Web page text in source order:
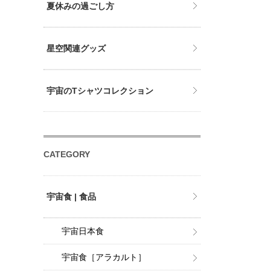
夏休みの過ごし方
星空関連グッズ
宇宙のTシャツコレクション
CATEGORY
宇宙食 | 食品
宇宙日本食
宇宙食［アラカルト］